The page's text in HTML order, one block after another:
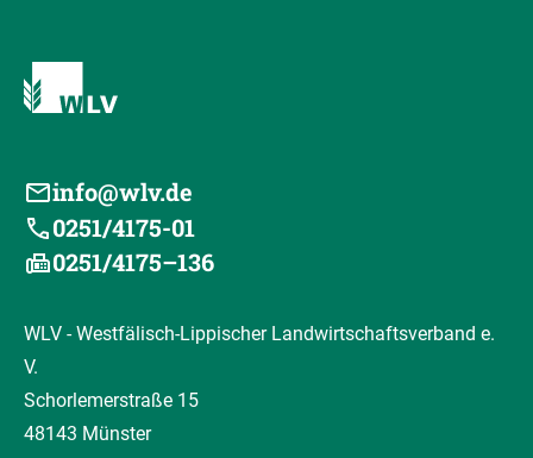
info@wlv.de
0251/4175-01
0251/4175–136
WLV - Westfälisch-Lippischer Landwirtschaftsverband e.
V.
Schorlemerstraße 15
48143 Münster